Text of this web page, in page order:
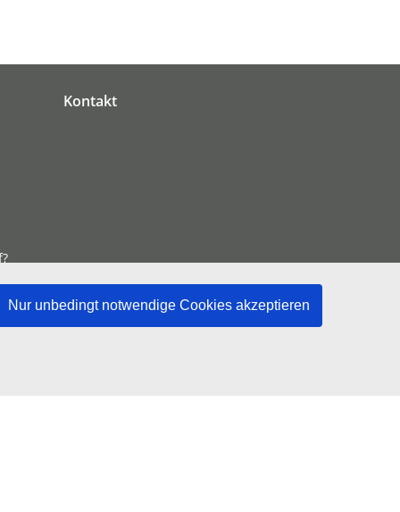
Nur unbedingt notwendige Cookies akzeptieren
Kontakt